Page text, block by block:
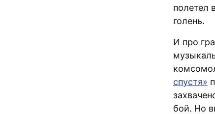
полетел
голень.
И про
спустя»
бой. Но